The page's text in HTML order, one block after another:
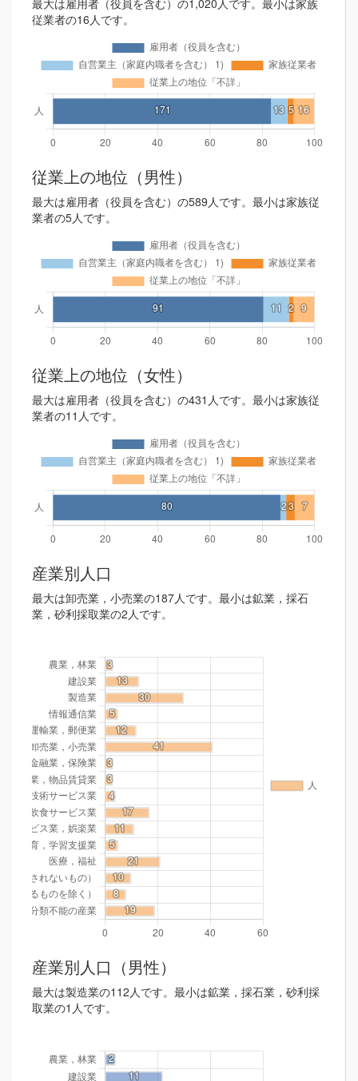
最大は雇用者（役員を含む）の1,020人です。最小は家族
従業者の16人です。
従業上の地位（男性）
最大は雇用者（役員を含む）の589人です。最小は家族従
業者の5人です。
従業上の地位（女性）
最大は雇用者（役員を含む）の431人です。最小は家族従
業者の11人です。
産業別人口
最大は卸売業，小売業の187人です。最小は鉱業，採石
業，砂利採取業の2人です。
産業別人口（男性）
最大は製造業の112人です。最小は鉱業，採石業，砂利採
取業の1人です。